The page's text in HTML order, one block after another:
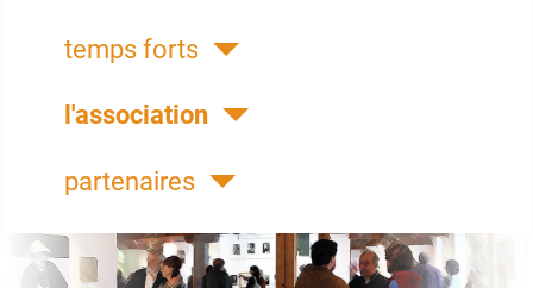
temps forts
l'association
partenaires